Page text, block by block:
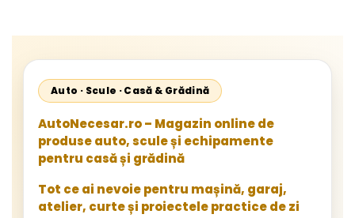
Auto · Scule · Casă & Grădină
AutoNecesar.ro – Magazin online de
produse auto, scule și echipamente
pentru casă și grădină
Tot ce ai nevoie pentru mașină, garaj,
atelier, curte și proiectele practice de zi